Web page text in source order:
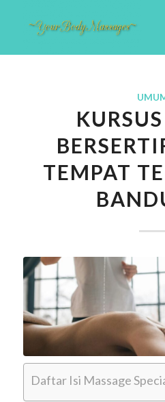
TEMPAT
Daftar Isi Massage